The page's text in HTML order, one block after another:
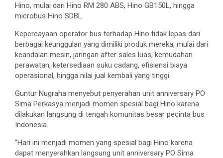
Hino, mulai dari Hino RM 280 ABS, Hino GB150L, hingga
microbus Hino SDBL.
Kepercayaan operator bus terhadap Hino tidak lepas dari
berbagai keunggulan yang dimiliki produk mereka, mulai dari
keandalan mesin, jaringan after sales luas, kemudahan
perawatan, ketersediaan suku cadang, efisiensi biaya
operasional, hingga nilai jual kembali yang tinggi.
Guntur Nugraha menyebut penyerahan unit anniversary PO
Sima Perkasya menjadi momen spesial bagi Hino karena
dilakukan langsung di tengah komunitas besar pecinta bus
Indonesia.
“Hari ini menjadi momen yang spesial bagi Hino karena
dapat menyerahkan langsung unit anniversary PO Sima